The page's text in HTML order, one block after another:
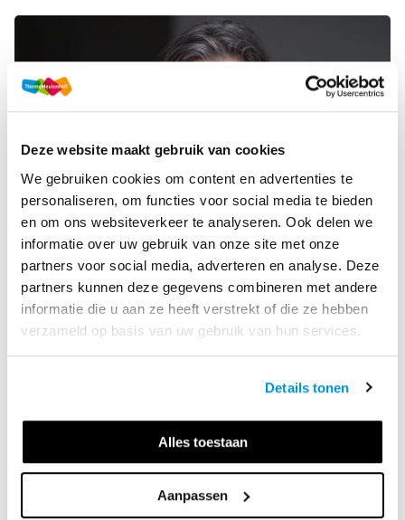
Deze website maakt gebruik van cookies
We gebruiken cookies om content en advertenties te
personaliseren, om functies voor social media te bieden
en om ons websiteverkeer te analyseren. Ook delen we
informatie over uw gebruik van onze site met onze
partners voor social media, adverteren en analyse. Deze
partners kunnen deze gegevens combineren met andere
informatie die u aan ze heeft verstrekt of die ze hebben
verzameld op basis van uw gebruik van hun services.
Details tonen
Alles toestaan
Aanpassen
Fouke Jansen studeerde Franse Taalkunde en Algemene
Taalwetenschappen. Begon in 1989 op de NT2-afdeling van
de VU – eerst als docent, later ook als docentopleider en
IJsbreker+
. In 2002
richtte ze Taal&Educatie op, het bureau waarmee ze
lesmateriaal ontwikkelt, taaladvies geeft en docenten
traint. In 2012 maakte ze het boek Schrijven in Nederland
samen met oud-VU-collega’s Vita Olijhoek en Anja Valk.
Sinds 2018 werkt ze weer als NT2-docent en is ze
Schoolmaatjes ONS